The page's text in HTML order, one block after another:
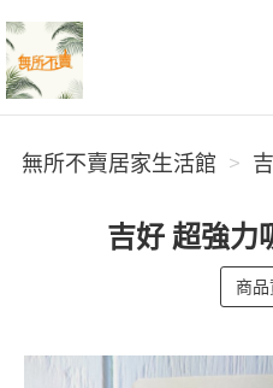
無所不賣居家生活館
無所不賣居家生活館
吉好 超強力
商